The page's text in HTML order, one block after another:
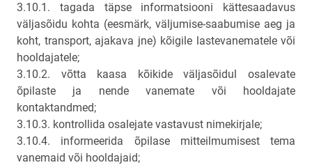
3.10.1. tagada täpse informatsiooni kättesaadavus
väljasõidu kohta (eesmärk, väljumise-saabumise aeg ja
koht, transport, ajakava jne) kõigile lastevanematele või
hooldajatele;
3.10.2. võtta kaasa kõikide väljasõidul osalevate
õpilaste ja nende vanemate või hooldajate
kontaktandmed;
3.10.3. kontrollida osalejate vastavust nimekirjale;
3.10.4. informeerida õpilase mitteilmumisest tema
vanemaid või hooldajaid;